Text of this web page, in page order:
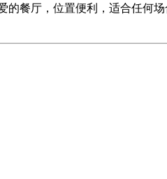
餐厅，位置便利，适合任何